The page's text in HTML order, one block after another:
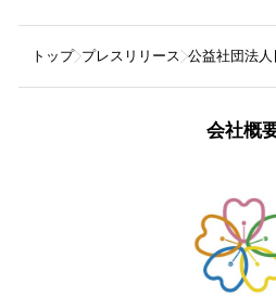
トップ プレスリリース 公益社団法
会社概